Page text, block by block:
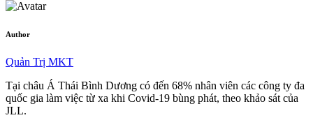
Author
Quản Trị MKT
Tại châu Á Thái Bình Dương có đến 68% nhân viên các công ty đa
quốc gia làm việc từ xa khi Covid-19 bùng phát, theo khảo sát của
JLL.